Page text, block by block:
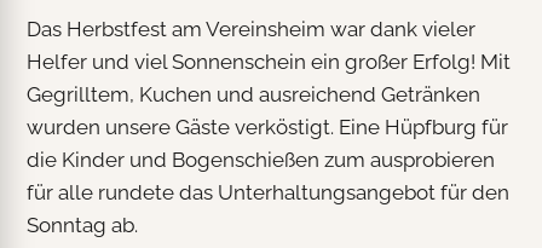
Das Herbstfest am Vereinsheim war dank vieler
Helfer und viel Sonnenschein ein großer Erfolg! Mit
Gegrilltem, Kuchen und ausreichend Getränken
wurden unsere Gäste verköstigt. Eine Hüpfburg für
die Kinder und Bogenschießen zum ausprobieren
für alle rundete das Unterhaltungsangebot für den
Sonntag ab.